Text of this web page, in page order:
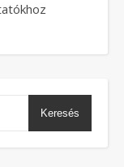
Keresés